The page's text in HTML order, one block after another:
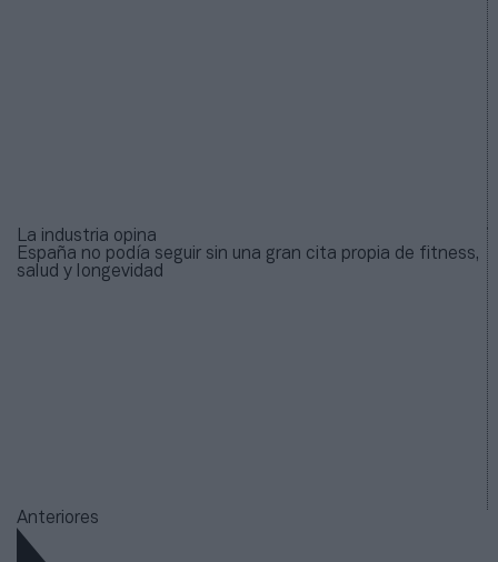
La industria opina
España no podía seguir sin una gran cita propia de fitness,
salud y longevidad
Anteriores